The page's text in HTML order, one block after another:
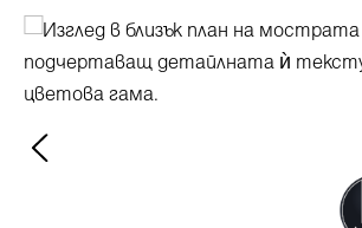
Пропуснете галерия с изображения